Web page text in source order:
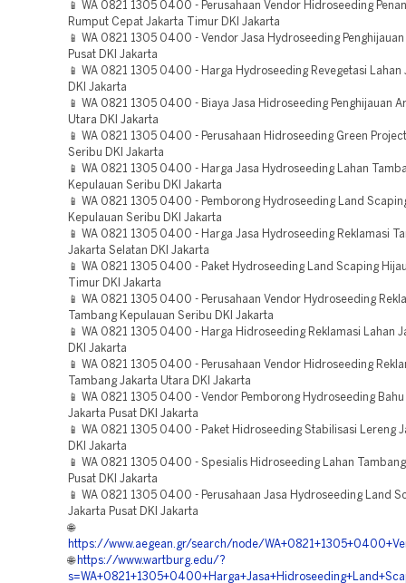
📱 WA 0821 1305 0400 - Perusahaan Vendor Hidroseeding
Rumput Cepat Jakarta Timur DKI Jakarta
📱 WA 0821 1305 0400 - Vendor Jasa Hydroseeding
Pusat DKI Jakarta
📱 WA 0821 1305 0400 - Harga Hydroseeding Revegetasi Lahan
DKI Jakarta
📱 WA 0821 1305 0400 - Biaya Jasa Hidroseeding Penghijauan
Utara DKI Jakarta
📱 WA 0821 1305 0400 - Perusahaan Hidroseeding Green
Seribu DKI Jakarta
📱 WA 0821 1305 0400 - Harga Jasa Hydroseeding Lahan
Kepulauan Seribu DKI Jakarta
📱 WA 0821 1305 0400 - Pemborong Hydroseeding Land
Kepulauan Seribu DKI Jakarta
📱 WA 0821 1305 0400 - Harga Jasa Hydroseeding Reklamasi
Jakarta Selatan DKI Jakarta
📱 WA 0821 1305 0400 - Paket Hydroseeding Land Scaping
Timur DKI Jakarta
📱 WA 0821 1305 0400 - Perusahaan Vendor Hydroseeding
Tambang Kepulauan Seribu DKI Jakarta
📱 WA 0821 1305 0400 - Harga Hidroseeding Reklamasi Lahan
DKI Jakarta
📱 WA 0821 1305 0400 - Perusahaan Vendor Hidroseeding
Tambang Jakarta Utara DKI Jakarta
📱 WA 0821 1305 0400 - Vendor Pemborong Hydroseeding Bahu
Jakarta Pusat DKI Jakarta
📱 WA 0821 1305 0400 - Paket Hidroseeding Stabilisasi Lereng
DKI Jakarta
📱 WA 0821 1305 0400 - Spesialis Hidroseeding Lahan
Pusat DKI Jakarta
📱 WA 0821 1305 0400 - Perusahaan Jasa Hydroseeding Land
Jakarta Pusat DKI Jakarta
🌐
https://www.aegean.gr/search/node/
🌐 https://www.wartburg.edu/?